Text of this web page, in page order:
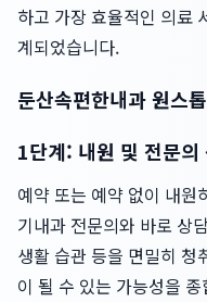
하고 가장 효율적인 의료
계되었습니다.
둔산속편한내과 원스
1단계: 내원 및 전문의
예약 또는 예약 없이 내원
기내과 전문의와 바로 상
생활 습관 등을 면밀히 청
이 될 수 있는 가능성을